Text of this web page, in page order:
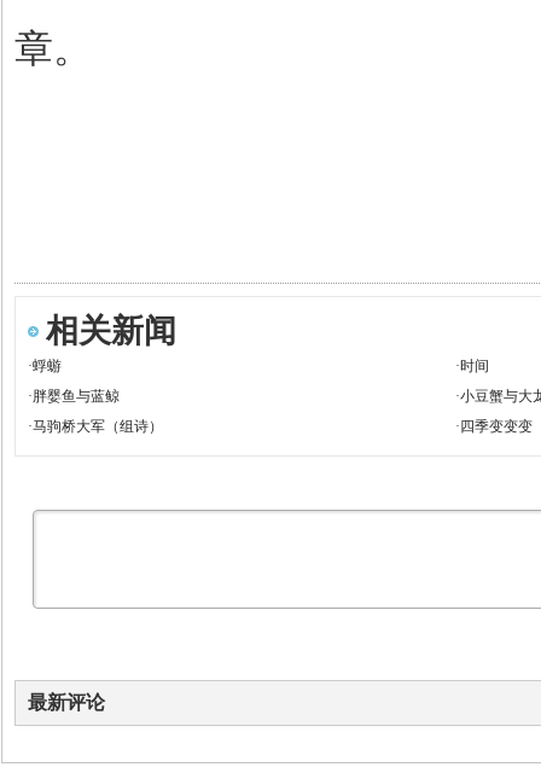
章。
相关新闻
·蜉蝣 ·时间
·胖婴鱼与蓝鲸 ·小豆蟹与大
·马驹桥大军（组诗） ·四季变变变
最新评论